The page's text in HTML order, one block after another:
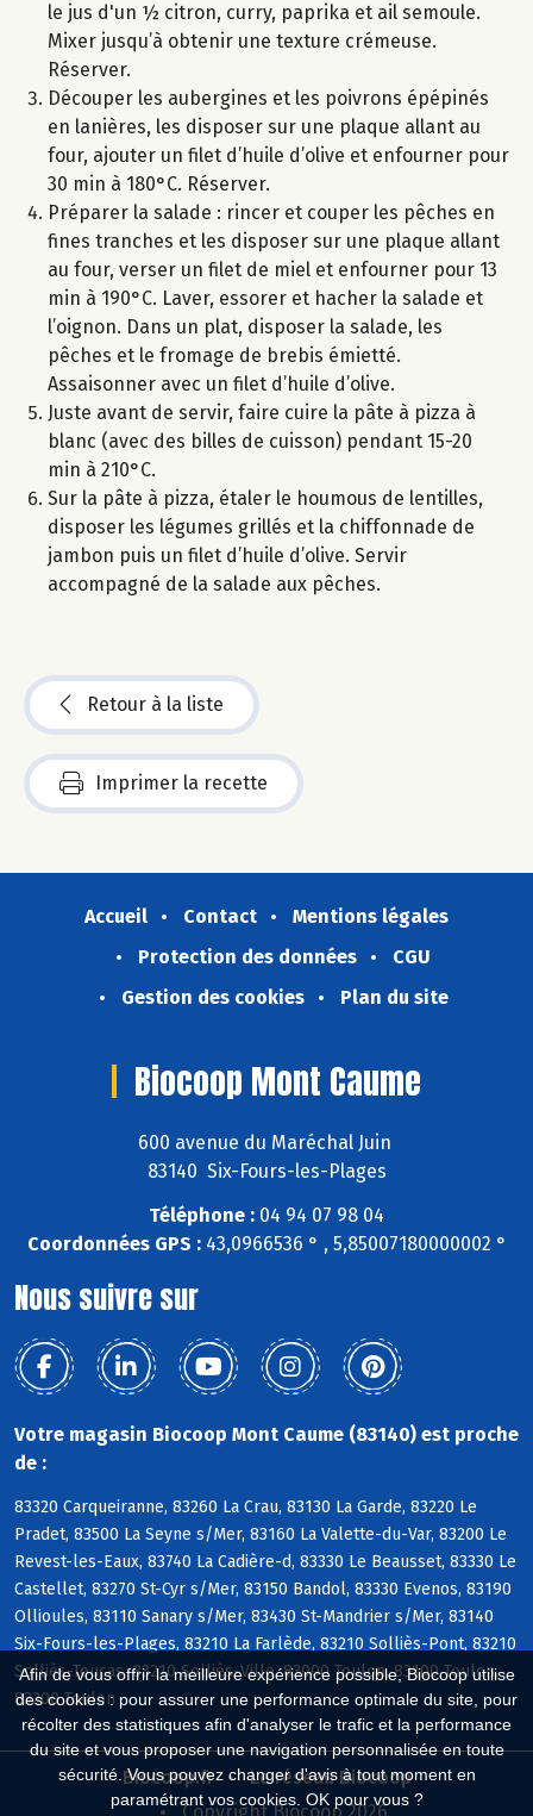
Afin de vous offrir la meilleure expérience possible, Biocoop utilise
des cookies : pour assurer une performance optimale du site, pour
récolter des statistiques afin d'analyser le trafic et la performance
du site et vous proposer une navigation personnalisée en toute
sécurité. Vous pouvez changer d'avis à tout moment en
paramétrant vos cookies. OK pour vous ?
le jus d'un ½ citron, curry, paprika et ail semoule.
Mixer jusqu’à obtenir une texture crémeuse.
Réserver.
Découper les aubergines et les poivrons épépinés
en lanières, les disposer sur une plaque allant au
four, ajouter un filet d’huile d’olive et enfourner pour
30 min à 180°C. Réserver.
Préparer la salade : rincer et couper les pêches en
fines tranches et les disposer sur une plaque allant
au four, verser un filet de miel et enfourner pour 13
min à 190°C. Laver, essorer et hacher la salade et
l’oignon. Dans un plat, disposer la salade, les
pêches et le fromage de brebis émietté.
Assaisonner avec un filet d’huile d’olive.
Juste avant de servir, faire cuire la pâte à pizza à
blanc (avec des billes de cuisson) pendant 15-20
min à 210°C.
Sur la pâte à pizza, étaler le houmous de lentilles,
disposer les légumes grillés et la chiffonnade de
jambon puis un filet d’huile d’olive. Servir
accompagné de la salade aux pêches.
Retour à la liste
Imprimer la recette
Accueil Contact
Mentions légales
Protection des données
CGU
Gestion des cookies
Plan du site
Biocoop Mont Caume
600 avenue du Maréchal Juin
83140 Six-Fours-les-Plages
Téléphone : 04 94 07 98 04
Coordonnées GPS :43,0966536 ° , 5,85007180000002 °
Nous suivre sur
Votre magasin Biocoop Mont Caume (83140) est proche
de :
83320 Carqueiranne, 83260 La Crau, 83130 La Garde, 83220 Le
Pradet, 83500 La Seyne s/Mer, 83160 La Valette-du-Var, 83200 Le
Revest-les-Eaux, 83740 La Cadière-d, 83330 Le Beausset, 83330 Le
Castellet, 83270 St-Cyr s/Mer, 83150 Bandol, 83330 Evenos, 83190
Ollioules, 83110 Sanary s/Mer, 83430 St-Mandrier s/Mer, 83140
Six-Fours-les-Plages, 83210 La Farlède, 83210 Solliès-Pont, 83210
Solliès-Toucas, 83210 Solliès-Ville, 83000 Toulon, 83100 Toulon,
83200 Toulon
Biocoop.fr
Le réseau Biocoop